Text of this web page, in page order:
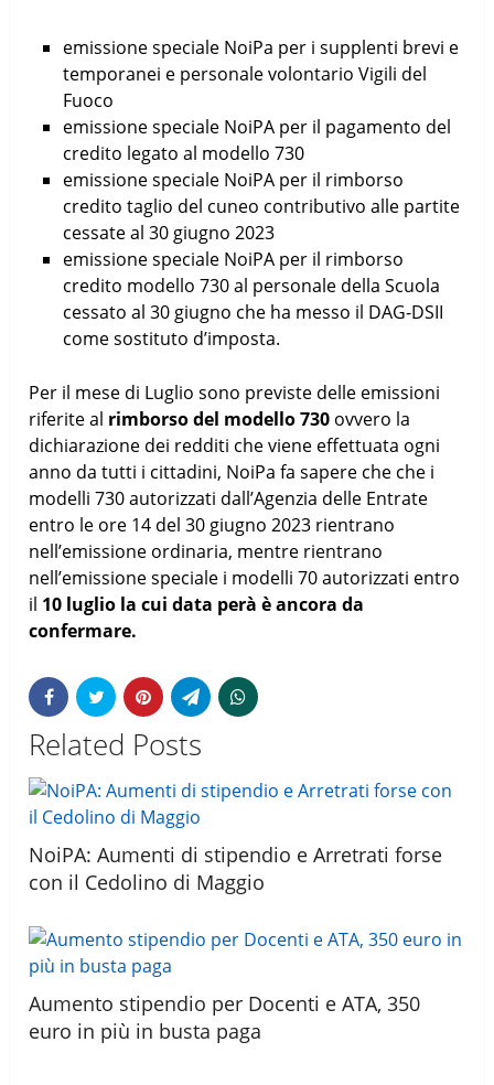
emissione speciale NoiPa per i supplenti brevi e
temporanei e personale volontario Vigili del
Fuoco
emissione speciale NoiPA per il pagamento del
credito legato al modello 730
emissione speciale NoiPA per il rimborso
credito taglio del cuneo contributivo alle partite
cessate al 30 giugno 2023
emissione speciale NoiPA per il rimborso
credito modello 730 al personale della Scuola
cessato al 30 giugno che ha messo il DAG-DSII
come sostituto d’imposta.
Per il mese di Luglio sono previste delle emissioni
riferite al rimborso del modello 730 ovvero la
dichiarazione dei redditi che viene effettuata ogni
anno da tutti i cittadini, NoiPa fa sapere che che i
modelli 730 autorizzati dall’Agenzia delle Entrate
entro le ore 14 del 30 giugno 2023 rientrano
nell’emissione ordinaria, mentre rientrano
nell’emissione speciale i modelli 70 autorizzati entro
il 10 luglio la cui data perà è ancora da
confermare.
Related Posts
NoiPA: Aumenti di stipendio e Arretrati forse
con il Cedolino di Maggio
Aumento stipendio per Docenti e ATA, 350
euro in più in busta paga